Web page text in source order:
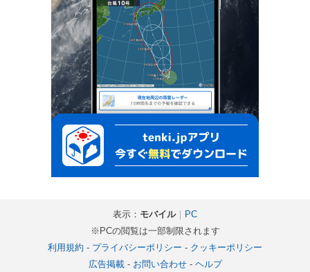
表示： モバイル｜ PC
※PCの閲覧は一部制限されます
利用規約 - プライバシーポリシー - クッキーポリシー
広告掲載- お問い合わせ- ヘルプ